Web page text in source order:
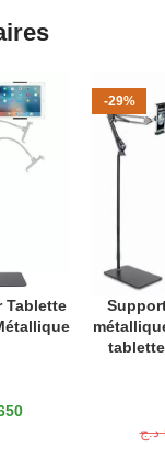
Tablette
-29%
د.ج